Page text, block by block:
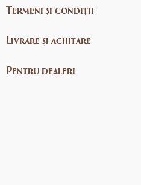
Termeni și condiții
Livrare și achitare
Pentru dealeri